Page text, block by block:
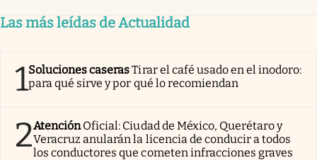
Las más leídas de Actualidad
1Soluciones caserasTirar el café usado en el inodoro:
para qué sirve y por qué lo recomiendan
2AtenciónOficial: Ciudad de México, Querétaro y
Veracruz anularán la licencia de conducir a todos
los conductores que cometen infracciones graves